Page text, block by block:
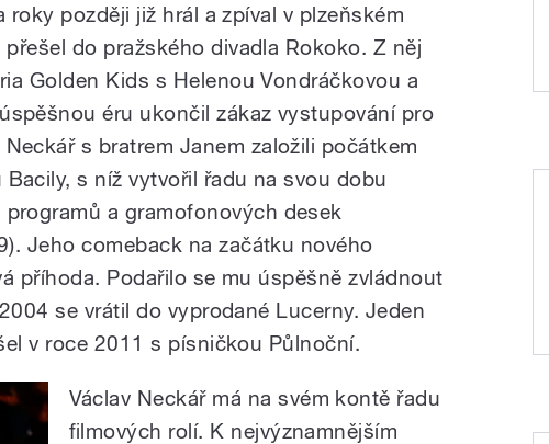
roky později již hrál a zpíval v plzeňském
do pražského divadla Rokoko. Z něj
Golden Kids s Helenou Vondráčkovou a
éru ukončil zákaz vystupování pro
s bratrem Janem založili počátkem
s níž vytvořil řadu na svou dobu
a gramofonových desek
Jeho comeback na začátku nového
příhoda. Podařilo se mu úspěšně zvládnout
se vrátil do vyprodané Lucerny. Jeden
v roce 2011 s písničkou Půlnoční.
Václav Neckář má na svém kontě řadu
filmových rolí. K nejvýznamnějším